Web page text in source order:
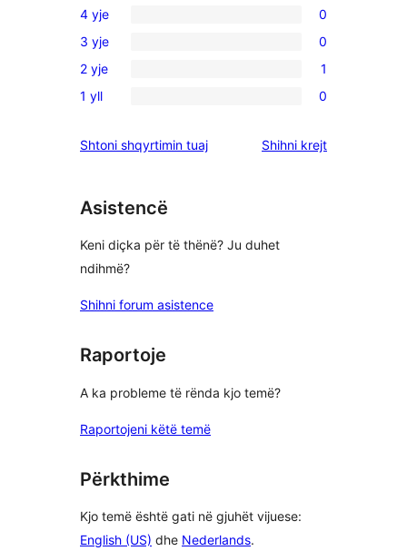
shqyrtime
me
5
yje
0
shqyrtime
me
4
4 yje 0
0
shqyrtime
me
yje
3 yje 0
1
shqyrtim
2
2 yje 1
0
me
yje
1 yll 0
Shtoni shqyrtimin tuaj Shihni krejtshqyrtimet
Asistencë
Keni diçka për të thënë? Ju duhet
ndihmë?
Shihni forum asistence
Raportoje
A ka probleme të rënda kjo temë?
Raportojeni këtë temë
Përkthime
Kjo temë është gati në gjuhët vijuese:
English (US) dhe Nederlands.